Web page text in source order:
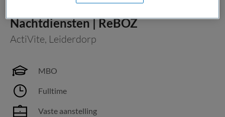
Ambulant Verpleegkundige |
Nachtdiensten | ReBOZ
ActiVite, Leiderdorp
MBO
Fulltime
Vaste aanstelling